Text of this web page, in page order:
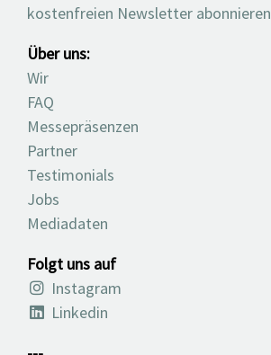
kostenfreien Newsletter abonnieren
Über uns:
Wir
FAQ
Messepräsenzen
Partner
Testimonials
Jobs
Mediadaten
Folgt uns auf
Instagram
Linkedin